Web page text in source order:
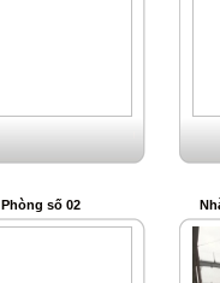
Phòng số 02